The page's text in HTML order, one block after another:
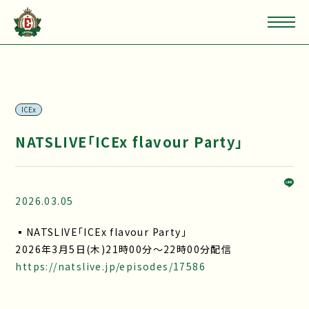
ICEx
NATSLIVE「ICEx flavour Party」
2026.03.05
▪NATSLIVE「ICEx flavour Party」
2026年3月5日(木)21時00分～22時00分配信
https://natslive.jp/episodes/17586